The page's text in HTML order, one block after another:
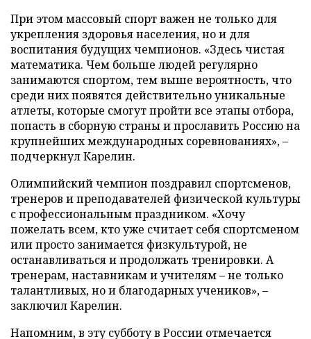
При этом массовый спорт важен не только для
укрепления здоровья населения, но и для
воспитания будущих чемпионов. «Здесь чистая
математика. Чем больше людей регулярно
занимаются спортом, тем выше вероятность, что
среди них появятся действительно уникальные
атлеты, которые смогут пройти все этапы отбора,
попасть в сборную страны и прославить Россию на
крупнейших международных соревнованиях», –
подчеркнул Карелин.
Олимпийский чемпион поздравил спортсменов,
тренеров и преподавателей физической культуры
с профессиональным праздником. «Хочу
пожелать всем, кто уже считает себя спортсменом
или просто занимается физкультурой, не
останавливаться и продолжать тренировки. А
тренерам, наставникам и учителям – не только
талантливых, но и благодарных учеников», –
заключил Карелин.
Напомним, в эту субботу в России отмечается